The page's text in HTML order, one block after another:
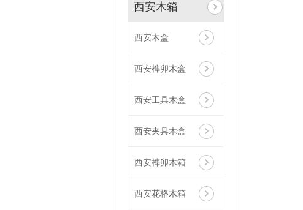
西安木箱
西安木盒
西安榫卯木盒
西安工具木盒
西安夹具木盒
西安榫卯木箱
西安花格木箱